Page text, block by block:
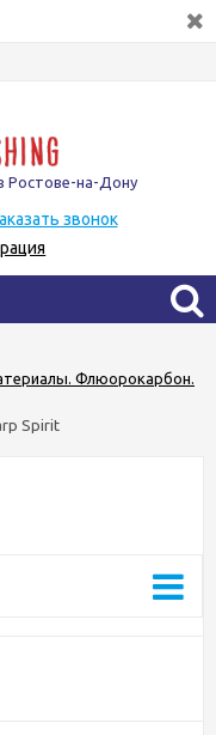
Ростове-на-Дону
звонок
Флюорокарбон.
Spirit